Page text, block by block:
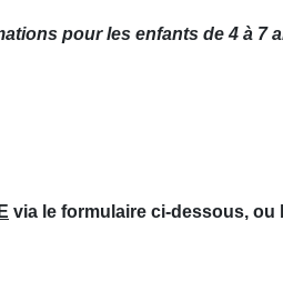
pour les enfants de 4 à 7
via le formulaire ci-dessous, ou